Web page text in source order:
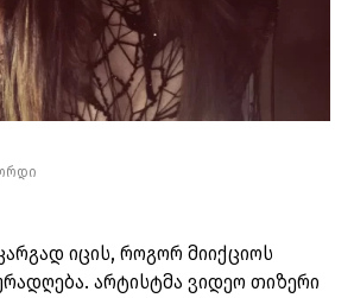
იცის, როგორ მიიქციოს
არტისტმა ვიდეო თიზერი